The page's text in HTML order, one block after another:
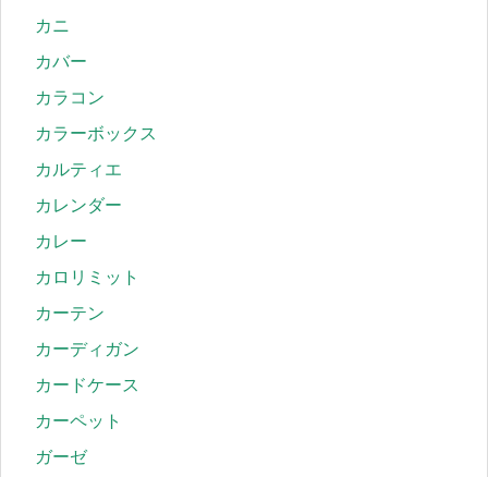
カニ
カバー
カラコン
カラーボックス
カルティエ
カレンダー
カレー
カロリミット
カーテン
カーディガン
カードケース
カーペット
ガーゼ